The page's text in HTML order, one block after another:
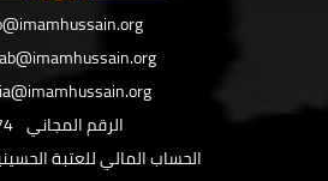
الرقم المجاني
الحساب المالي للعتبة